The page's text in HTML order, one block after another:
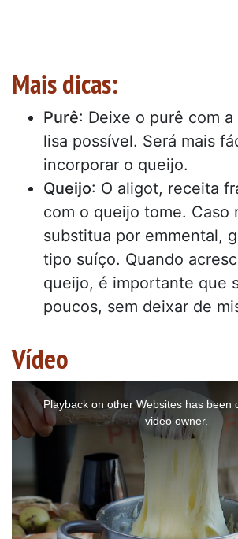
Mais dicas:
Purê: Deixe o purê com
lisa possível. Será mais
incorporar o queijo.
Queijo: O aligot, receita
com o queijo tome. Caso
substitua por emmental,
tipo suíço. Quando
queijo, é importante que
poucos, sem deixar de
Vídeo
modal
window.
Playback on other Websites has been
video owner.